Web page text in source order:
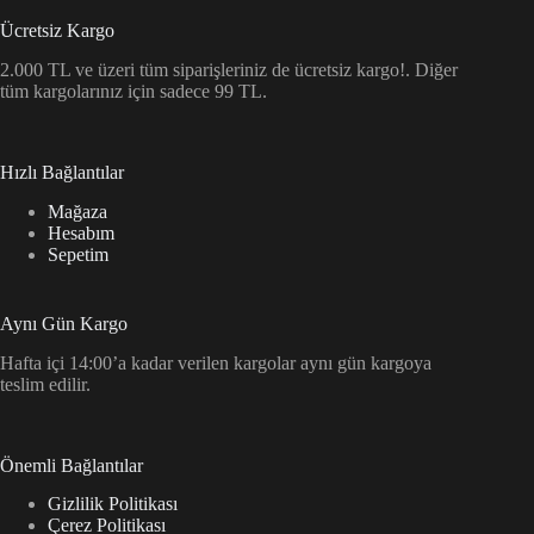
Ücretsiz Kargo
2.000 TL ve üzeri tüm siparişleriniz de ücretsiz kargo!. Diğer
tüm kargolarınız için sadece 99 TL.
Hızlı Bağlantılar
Mağaza
Hesabım
Sepetim
Aynı Gün Kargo
Hafta içi 14:00’a kadar verilen kargolar aynı gün kargoya
teslim edilir.
Önemli Bağlantılar
Gizlilik Politikası
Çerez Politikası